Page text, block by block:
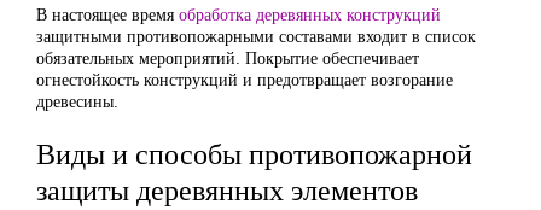
В настоящее время обработка деревянных конструкций
защитными противопожарными составами входит в список
обязательных мероприятий. Покрытие обеспечивает
огнестойкость конструкций и предотвращает возгорание
древесины.
Виды и способы противопожарной
защиты деревянных элементов